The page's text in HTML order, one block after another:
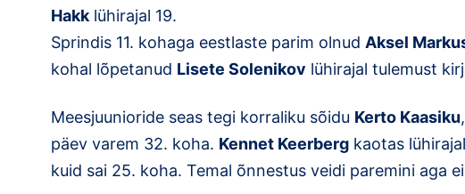
Hakk lühirajal 19.
Sprindis 11. kohaga eestlaste parim olnud Aksel
kohal lõpetanud Lisete Solenikov lühirajal tulemust
Meesjuunioride seas tegi korraliku sõidu Kerto Kaasiku
päev varem 32. koha. Kennet Keerberg kaotas
kuid sai 25. koha. Temal õnnestus veidi paremini aga